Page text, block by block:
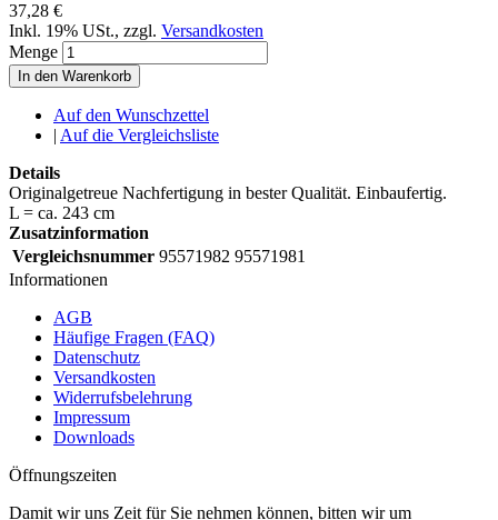
37,28 €
Inkl. 19% USt., zzgl. Versandkosten
Menge
In den Warenkorb
Auf den Wunschzettel
| Auf die Vergleichsliste
Details
Originalgetreue Nachfertigung in bester Qualität. Einbaufertig.
L = ca. 243 cm
Zusatzinformation
Vergleichsnummer 95571982 95571981
Informationen
AGB
Häufige Fragen (FAQ)
Datenschutz
Versandkosten
Widerrufsbelehrung
Impressum
Downloads
Öffnungszeiten
Damit wir uns Zeit für Sie nehmen können, bitten wir um